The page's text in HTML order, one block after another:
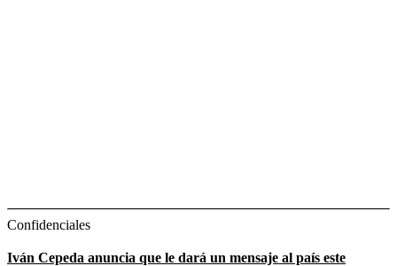
Confidenciales
Iván Cepeda anuncia que le dará un mensaje al país este